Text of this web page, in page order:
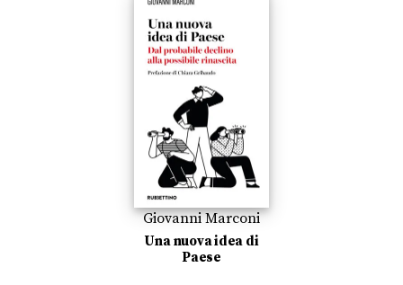
Giovanni Marconi
Una nuova idea di
Paese